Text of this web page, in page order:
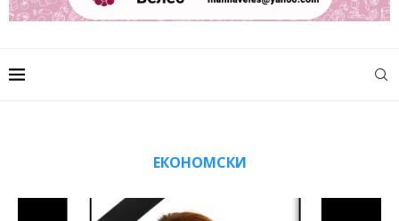
ЕКОНОМСКИ